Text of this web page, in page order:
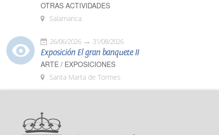
OTRAS ACTIVIDADES
Salamanca
26/06/2026 31/08/2026
Exposición El gran banquete II
ARTE / EXPOSICIONES
Santa Marta de Tormes